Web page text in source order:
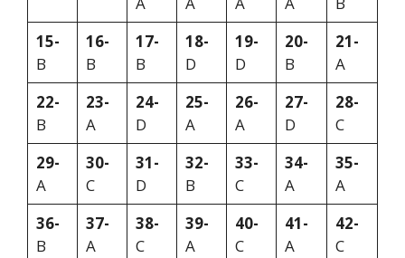
15-
B
16-
B
17-
B
18-
D
19-
D
20-
B
21-
A
22-
B
23-
A
24-
D
25-
A
26-
A
27-
D
28-
C
29-
A
30-
C
31-
D
32-
B
33-
C
34-
A
35-
A
36-
B
37-
A
38-
C
39-
A
40-
C
41-
A
42-
C